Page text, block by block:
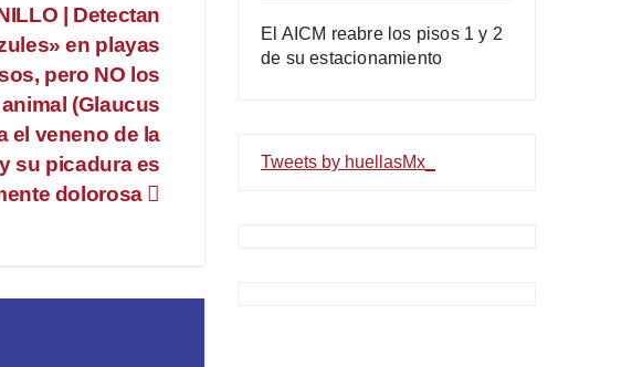
| Detectan
en playas
pero NO los
(Glaucus
el veneno de la
su picadura es
dolorosa
El AICM reabre los pisos 1 y 2
de su estacionamiento
Tweets by huellasMx_